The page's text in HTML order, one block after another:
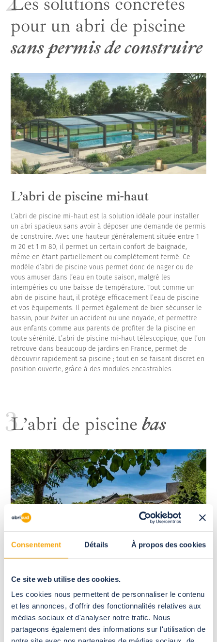
Consentement Détails À propos des cookies
Ce site web utilise des cookies.
Les cookies nous permettent de personnaliser le contenu
et les annonces, d'offrir des fonctionnalités relatives aux
médias sociaux et d'analyser notre trafic. Nous
partageons également des informations sur l'utilisation de
pour un abri de piscine
sans permis de construire
L’abri de piscine mi-haut
L’abri de piscine mi-haut est la solution idéale pour installer
un abri spacieux sans avoir à déposer une demande de permis
de construire. Avec une hauteur généralement située entre 1
m 20 et 1 m 80, il permet un certain confort de baignade,
même en étant partiellement ou complètement fermé. Ce
modèle d’abri de piscine vous permet donc de nager ou de
vous amuser dans l’eau en toute saison, malgré les
intempéries ou une baisse de température. Tout comme un
abri de piscine haut, il protège efficacement l’eau de piscine
et vos équipements. Il permet également de bien sécuriser le
bassin, pour éviter un accident ou une noyade, et permettre
aux enfants comme aux parents de profiter de la piscine en
toute sérénité. L’abri de piscine mi-haut télescopique, que l’on
retrouve dans beaucoup de jardins en France, permet de
découvrir rapidement sa piscine ; tout en se faisant discret en
position ouverte, grâce à des modules encastrables.
L’abri de piscine bas
Si vous souhaitez installer un abri de piscine plus discret et
économique, vous pouvez vous tourner vers l’abri de piscine
bas. Sa faible hauteur, souvent moins d’un mètre, fait que sa
mise en place peut se faire sans permis de construire. Du fait
de son faible volume d’air, l’abri de piscine bas a aussi